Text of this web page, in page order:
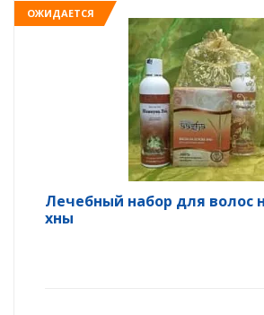
ОЖИДАЕТСЯ
Лечебный набор для волос
хны